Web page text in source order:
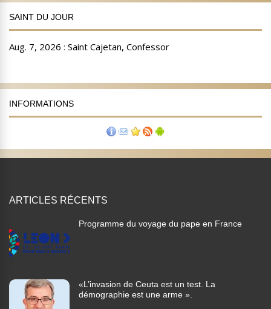
SAINT DU JOUR
INFORMATIONS
ARTICLES RÉCENTS
Programme du voyage du pape en France
«L’invasion de Ceuta est un test. La
démographie est une arme ».